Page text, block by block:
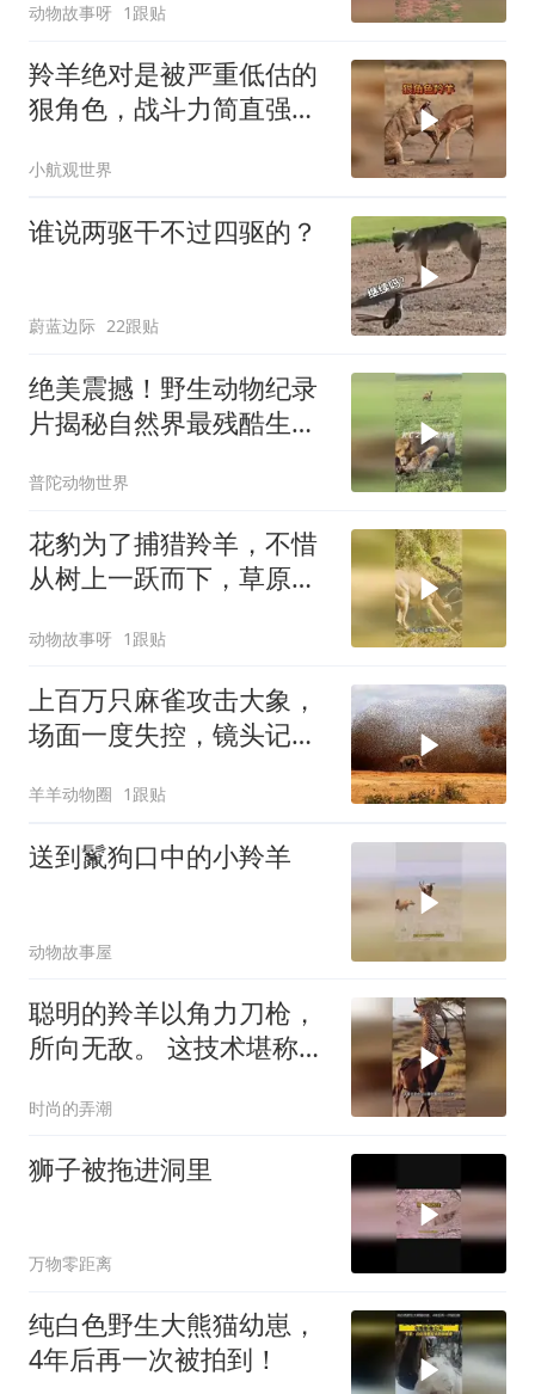
动物故事呀 1跟贴
羚羊绝对是被严重低估的
狠角色，战斗力简直强悍
小航观世界
谁说两驱干不过四驱的？
蔚蓝边际 22跟贴
绝美震撼！野生动物纪录
片揭秘自然界最残酷生存
普陀动物世界
花豹为了捕猎羚羊，不惜
从树上一跃而下，草原上
动物故事呀 1跟贴
上百万只麻雀攻击大象，
场面一度失控，镜头记录
羊羊动物圈 1跟贴
送到鬣狗口中的小羚羊
动物故事屋
聪明的羚羊以角力刀枪，
所向无敌。 这技术堪称杂
时尚的弄潮
狮子被拖进洞里
万物零距离
纯白色野生大熊猫幼崽，
4年后再一次被拍到！